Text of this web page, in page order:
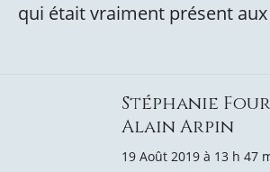
qui était vraiment présent
Stéphanie
Alain Arpin
19 Août 2019 à 13 h 47